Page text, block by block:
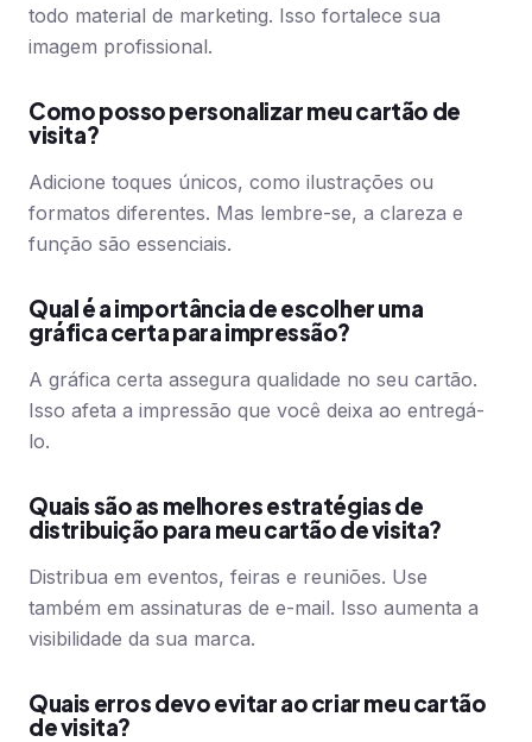
todo material de marketing. Isso fortalece sua
imagem profissional.
Como posso personalizar meu cartão de
visita?
Adicione toques únicos, como ilustrações ou
formatos diferentes. Mas lembre-se, a clareza e
função são essenciais.
Qual é a importância de escolher uma
gráfica certa para impressão?
A gráfica certa assegura qualidade no seu cartão.
Isso afeta a impressão que você deixa ao entregá-
lo.
Quais são as melhores estratégias de
distribuição para meu cartão de visita?
Distribua em eventos, feiras e reuniões. Use
também em assinaturas de e-mail. Isso aumenta a
visibilidade da sua marca.
Quais erros devo evitar ao criar meu cartão
de visita?